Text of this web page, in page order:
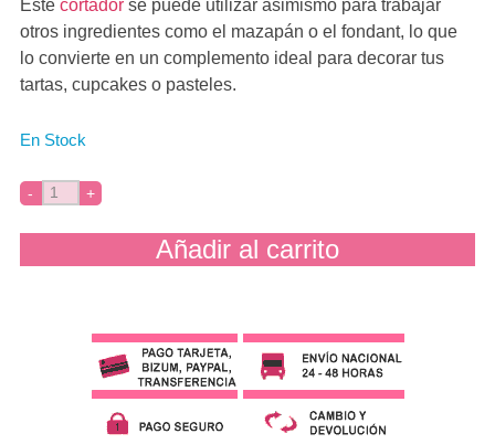
Este cortadorse puede utilizar asimismo para trabajar
otros ingredientes como el mazapán o el fondant, lo que
lo convierte en un complemento ideal para decorar tus
tartas, cupcakes o pasteles.
En Stock
Añadir al carrito